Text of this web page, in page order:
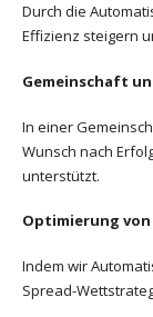
Durch die
Effizienz steigern
Gemeinschaft
In einer
Wunsch nach
unterstützt.
Optimierung
Indem wir
Spread-